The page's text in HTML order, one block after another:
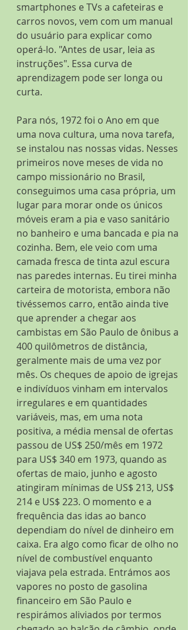
smartphones e TVs a cafeteiras e
carros novos, vem com um manual
do usuário para explicar como
operá-lo. "Antes de usar, leia as
instruções". Essa curva de
aprendizagem pode ser longa ou
curta.
Para nós, 1972 foi o Ano em que
uma nova cultura, uma nova tarefa,
se instalou nas nossas vidas. Nesses
primeiros nove meses de vida no
campo missionário no Brasil,
conseguimos uma casa própria, um
lugar para morar onde os únicos
móveis eram a pia e vaso sanitário
no banheiro e uma bancada e pia na
cozinha. Bem, ele veio com uma
camada fresca de tinta azul escura
nas paredes internas. Eu tirei minha
carteira de motorista, embora não
tivéssemos carro, então ainda tive
que aprender a chegar aos
cambistas em São Paulo de ônibus a
400 quilômetros de distância,
geralmente mais de uma vez por
mês. Os cheques de apoio de igrejas
e indivíduos vinham em intervalos
irregulares e em quantidades
variáveis, mas, em uma nota
positiva, a média mensal de ofertas
passou de US$ 250/mês em 1972
para US$ 340 em 1973, quando as
ofertas de maio, junho e agosto
atingiram mínimas de US$ 213, US$
214 e US$ 223. O momento e a
frequência das idas ao banco
dependiam do nível de dinheiro em
caixa. Era algo como ficar de olho no
nível de combustível enquanto
viajava pela estrada. Entrámos aos
vapores no posto de gasolina
financeiro em São Paulo e
respirámos aliviados por termos